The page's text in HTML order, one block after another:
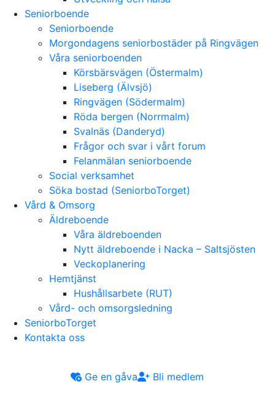
Seniorboende
Seniorboende
Morgondagens seniorbostäder på Ringvägen
Våra seniorboenden
Körsbärsvägen (Östermalm)
Liseberg (Älvsjö)
Ringvägen (Södermalm)
Röda bergen (Norrmalm)
Svalnäs (Danderyd)
Frågor och svar i vårt forum
Felanmälan seniorboende
Social verksamhet
Söka bostad (SeniorboTorget)
Vård & Omsorg
Äldreboende
Våra äldreboenden
Nytt äldreboende i Nacka – Saltsjösten
Veckoplanering
Hemtjänst
Hushållsarbete (RUT)
Vård- och omsorgsledning
SeniorboTorget
Kontakta oss
Ge en gåva Bli medlem